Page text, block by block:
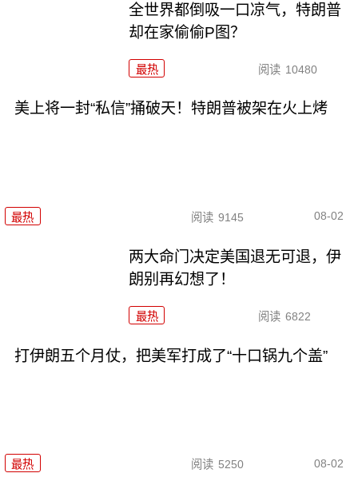
全世界都倒吸一口凉气，特朗普
却在家偷偷P图？
最热 阅读 10480
美上将一封“私信”捅破天！特朗普被架在火上烤
最热 阅读 9145 08-02
两大命门决定美国退无可退，伊
朗别再幻想了！
最热 阅读 6822
打伊朗五个月仗，把美军打成了“十口锅九个盖”
最热 阅读 5250 08-02